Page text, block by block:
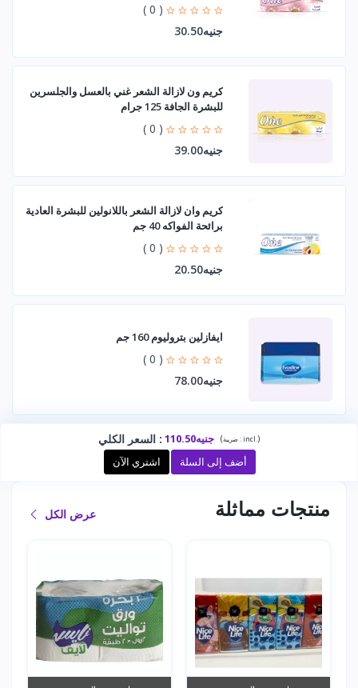
( 0 )
جنيه30.50
كريم ون لازالة الشعر غني بالعسل والجلسرين
للبشرة الجافة 125 جرام
( 0 )
جنيه39.00
كريم وان لازالة الشعر باللانولين للبشرة العادية
برائحة الفواكه 40 جم
( 0 )
جنيه20.50
ايفازلين بتروليوم 160 جم
( 0 )
جنيه78.00
السعر الكلي : جنيه110.50 ( ضريبة :incl. )
اشتري الآن أضف إلى السلة
منتجات مماثلة عرض الكل